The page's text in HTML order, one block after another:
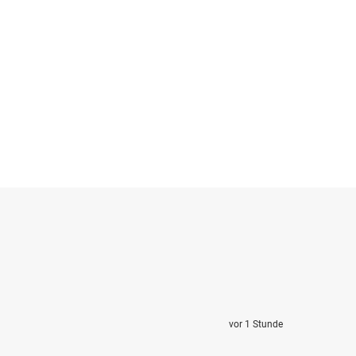
vor 1 Stunde